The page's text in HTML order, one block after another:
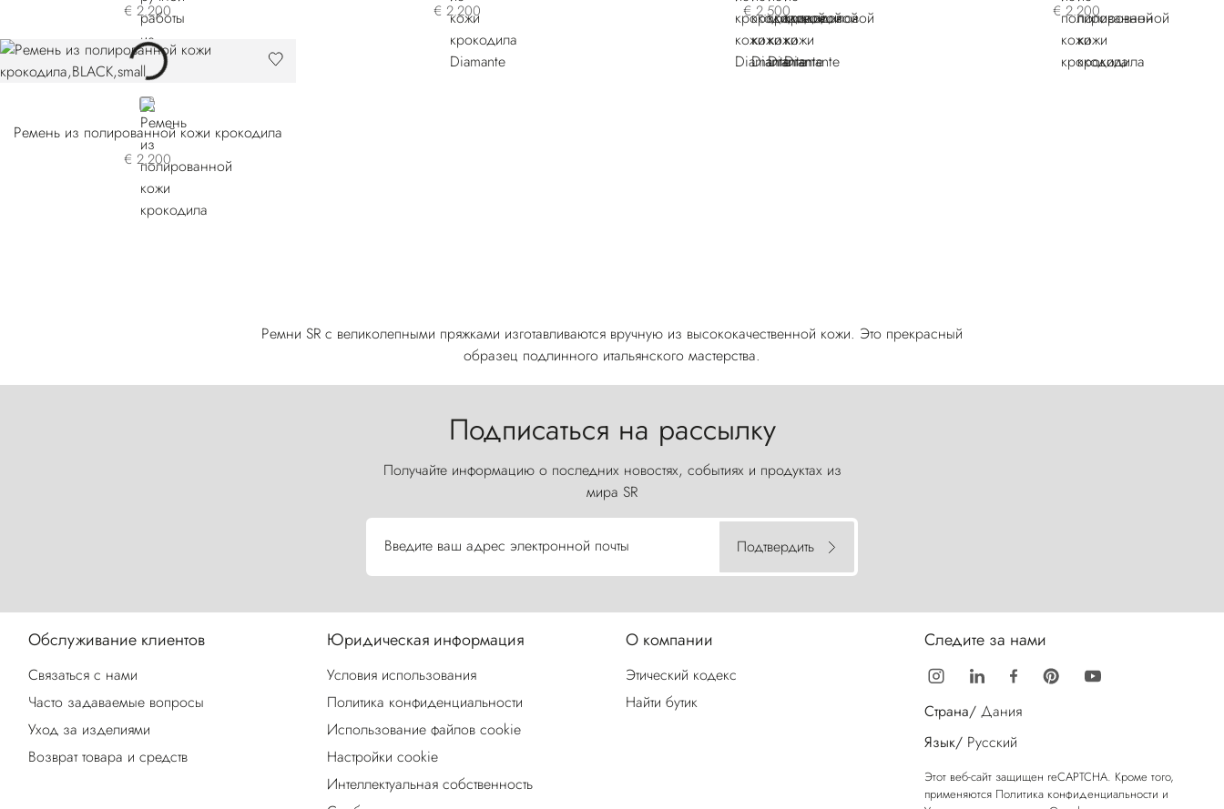
€ 2.200 € 2.200 € 2.500 € 2.200
BLACK
Ремень из полированной кожи крокодила
€ 2.200
Ремни SR с великолепными пряжками изготавливаются вручную из высококачественной кожи. Это прекрасный
образец подлинного итальянского мастерства.
Подписаться на рассылку
Получайте информацию о последних новостях, событиях и продуктах из
мира SR
Введите ваш адрес электронной почты Подтвердить
Обслуживание клиентов
Связаться с нами
Часто задаваемые вопросы
Уход за изделиями
Возврат товара и средств
Юридическая информация
Условия использования
Политика конфиденциальности
Использование файлов cookie
Настройки cookie
Интеллектуальная собственность
О компании
Этический кодекс
Найти бутик
Следите за нами
Страна/ Дания
Язык/ Русский
Этот веб-сайт защищен reCAPTCHA. Кроме того,
применяются Политика конфиденциальности и